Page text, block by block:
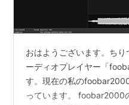
おはようございます。ち
ーディオプレイヤー「
す。現在の私の
っています。 foobar2000